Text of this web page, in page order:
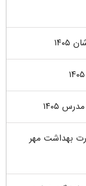
۱۴۰۵
بهداشت مهر